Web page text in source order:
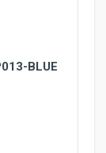
BLUE